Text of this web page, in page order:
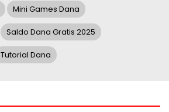
Mini Games Dana
Saldo Dana Gratis 2025
Tutorial Dana